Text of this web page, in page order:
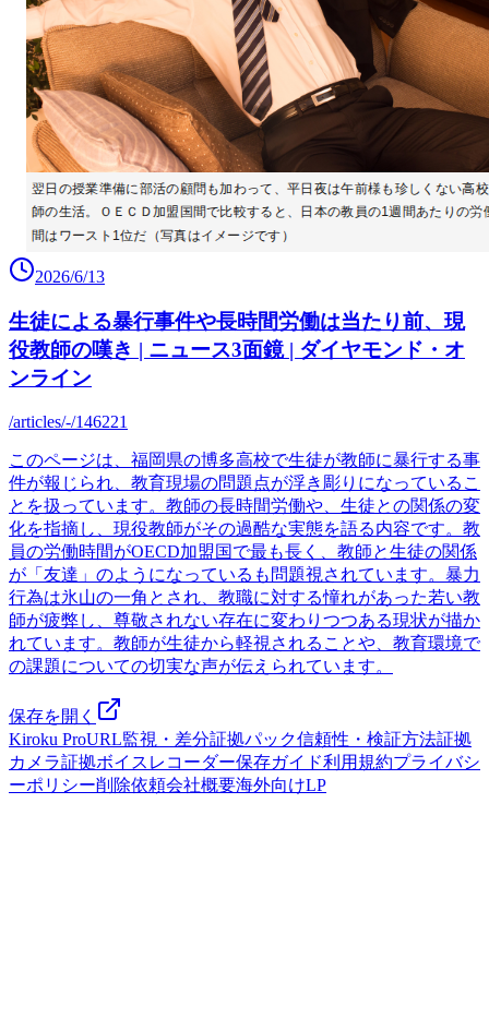
2026/6/13
生徒による暴行事件や長時間労働は当たり前、現
役教師の嘆き | ニュース3面鏡 | ダイヤモンド・オ
ンライン
/articles/-/146221
このページは、福岡県の博多高校で生徒が教師に暴行する事
件が報じられ、教育現場の問題点が浮き彫りになっているこ
とを扱っています。教師の長時間労働や、生徒との関係の変
化を指摘し、現役教師がその過酷な実態を語る内容です。教
員の労働時間がOECD加盟国で最も長く、教師と生徒の関係
が「友達」のようになっているも問題視されています。暴力
行為は氷山の一角とされ、教職に対する憧れがあった若い教
師が疲弊し、尊敬されない存在に変わりつつある現状が描か
れています。教師が生徒から軽視されることや、教育環境で
の課題についての切実な声が伝えられています。
保存を開く
Kiroku ProURL監視・差分証拠パック信頼性・検証方法証拠
カメラ証拠ボイスレコーダー保存ガイド利用規約プライバシ
ーポリシー削除依頼会社概要海外向けLP